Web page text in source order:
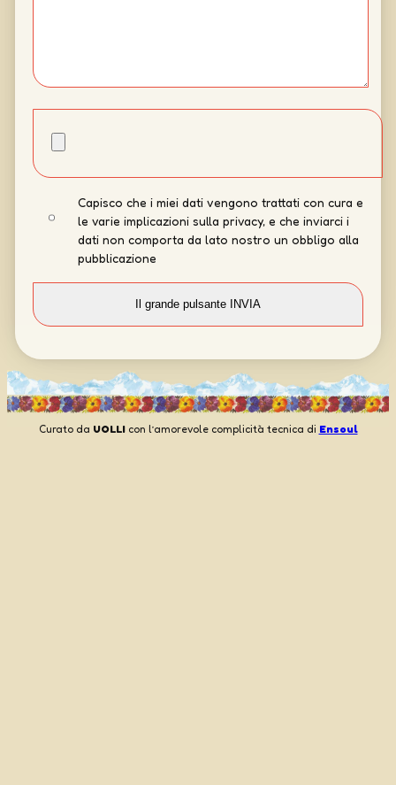
Capisco che i miei dati vengono trattati con cura e
le varie implicazioni sulla privacy, e che inviarci i
dati non comporta da lato nostro un obbligo alla
pubblicazione
Curato da UOLLIcon l’amorevole complicità tecnica di Ensoul